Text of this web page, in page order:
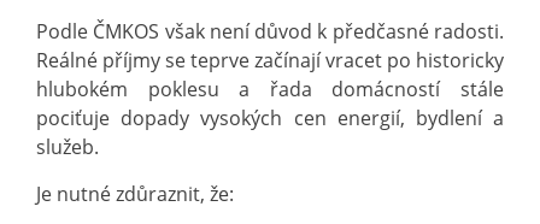
Podle ČMKOS však není důvod k předčasné radosti.
Reálné příjmy se teprve začínají vracet po historicky
hlubokém poklesu a řada domácností stále
pociťuje dopady vysokých cen energií, bydlení a
služeb.
Je nutné zdůraznit, že: